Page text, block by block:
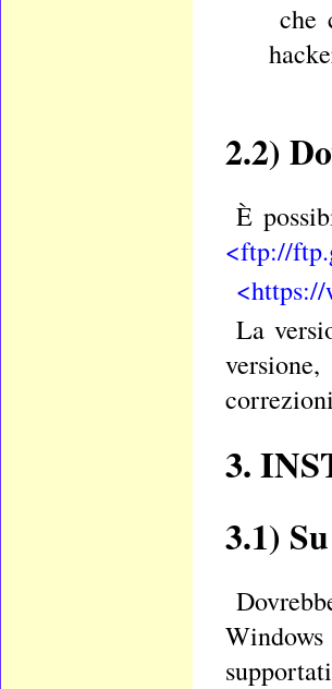
che
2.2)
È
<ftp://
La
3.
3.1)